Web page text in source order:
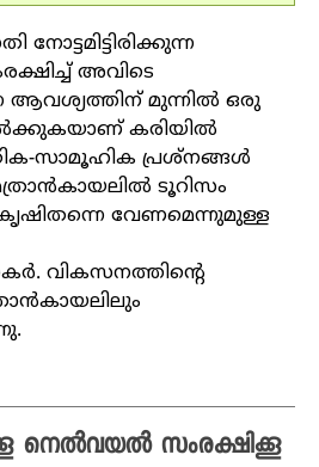
നോട്ടമിട്ടിരിക്കുന്ന
അവിടെ
ആവശ്യത്തിന് മുന്നില്‍ ഒരു
കരിയില്‍
സാമൂഹിക പ്രശ്‌നങ്ങള്‍
ടൂറിസം
കൃഷിതന്നെ വേണമെന്നുമുള്ള
വികസനത്തിന്റെ
നെല്‍വയല്‍ സംരക്ഷിക്കൂ